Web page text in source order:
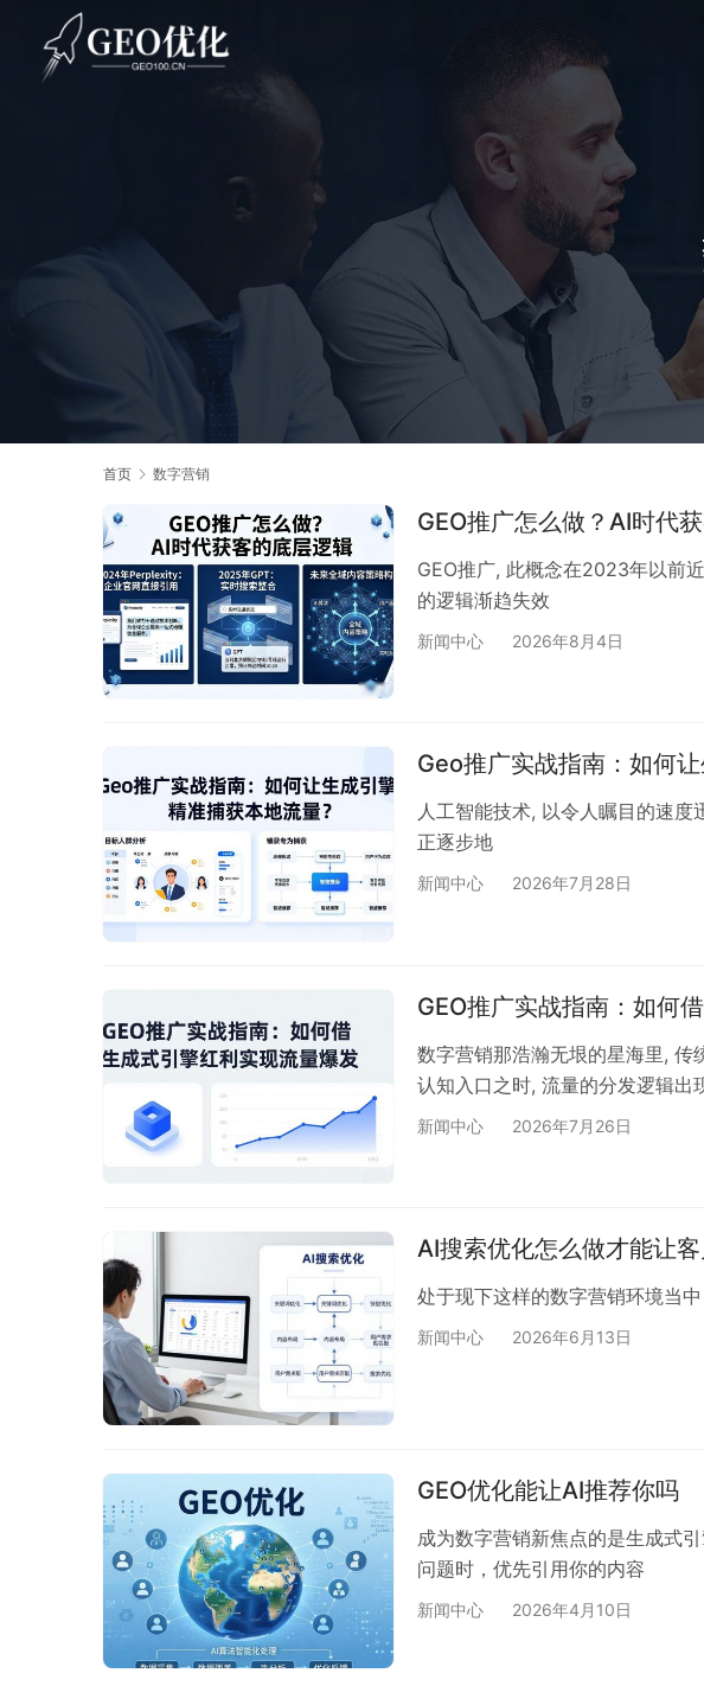
首页 数字营销
GEO推广怎么做？AI时代
GEO推广, 此概念在2023年以前
的逻辑渐趋失效
新闻中心 2026年8月4日
Geo推广实战指南：如何
人工智能技术, 以令人瞩目的速
正逐步地
新闻中心 2026年7月28日
GEO推广实战指南：如何
数字营销那浩瀚无垠的星海里, 传
认知入口之时, 流量的分发逻辑出
新闻中心 2026年7月26日
AI搜索优化怎么做才能让
处于现下这样的数字营销环境当
新闻中心 2026年6月13日
GEO优化能让AI推荐你吗
成为数字营销新焦点的是生成式
问题时，优先引用你的内容
新闻中心 2026年4月10日